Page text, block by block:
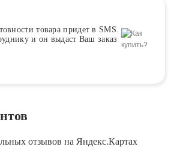
товара придет в SMS.
и он выдаст Ваш заказ
отзывов на Яндекс.Картах